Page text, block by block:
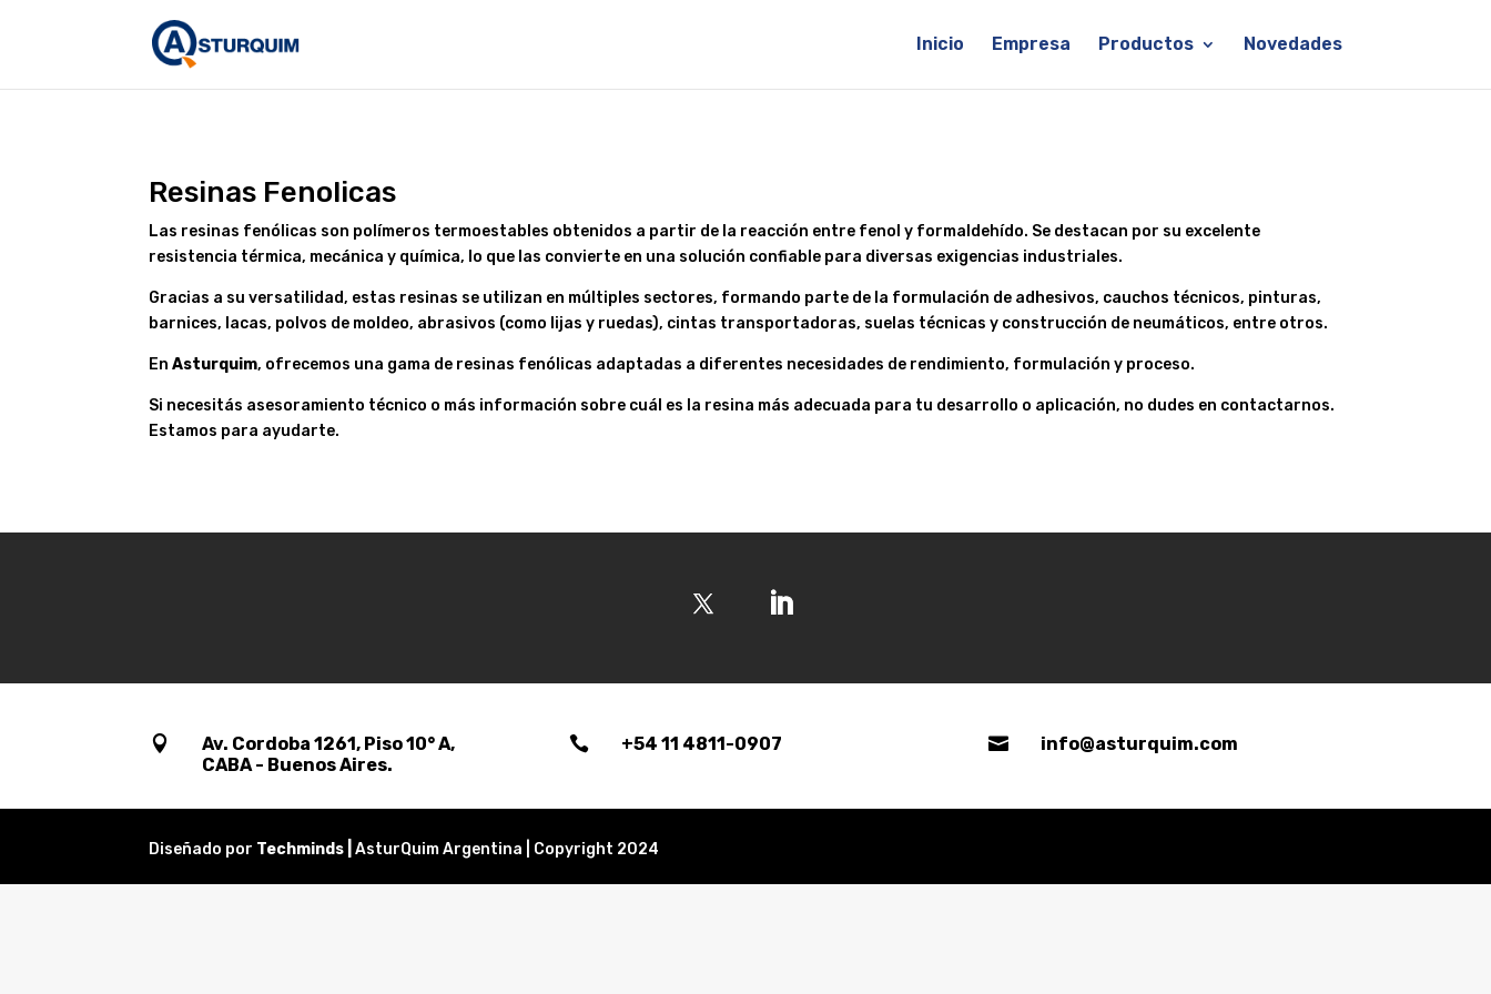
Inicio Empresa Productos Novedades
Resinas Fenolicas
Las resinas fenólicas son polímeros termoestables obtenidos a partir de la reacción entre fenol y formaldehído. Se destacan por su excelente
resistencia térmica, mecánica y química, lo que las convierte en una solución confiable para diversas exigencias industriales.
Gracias a su versatilidad, estas resinas se utilizan en múltiples sectores, formando parte de la formulación de adhesivos, cauchos técnicos, pinturas,
barnices, lacas, polvos de moldeo, abrasivos (como lijas y ruedas), cintas transportadoras, suelas técnicas y construcción de neumáticos, entre otros.
EnAsturquim, ofrecemos una gama de resinas fenólicas adaptadas a diferentes necesidades de rendimiento, formulación y proceso.
Si necesitás asesoramiento técnico o más información sobre cuál es la resina más adecuada para tu desarrollo o aplicación, no dudes en contactarnos.
Estamos para ayudarte.

Av. Cordoba 1261, Piso 10° A,
CABA - Buenos Aires.
 +54 11 4811-0907  info@asturquim.com
Diseñado por Techminds | AsturQuim Argentina | Copyright 2024